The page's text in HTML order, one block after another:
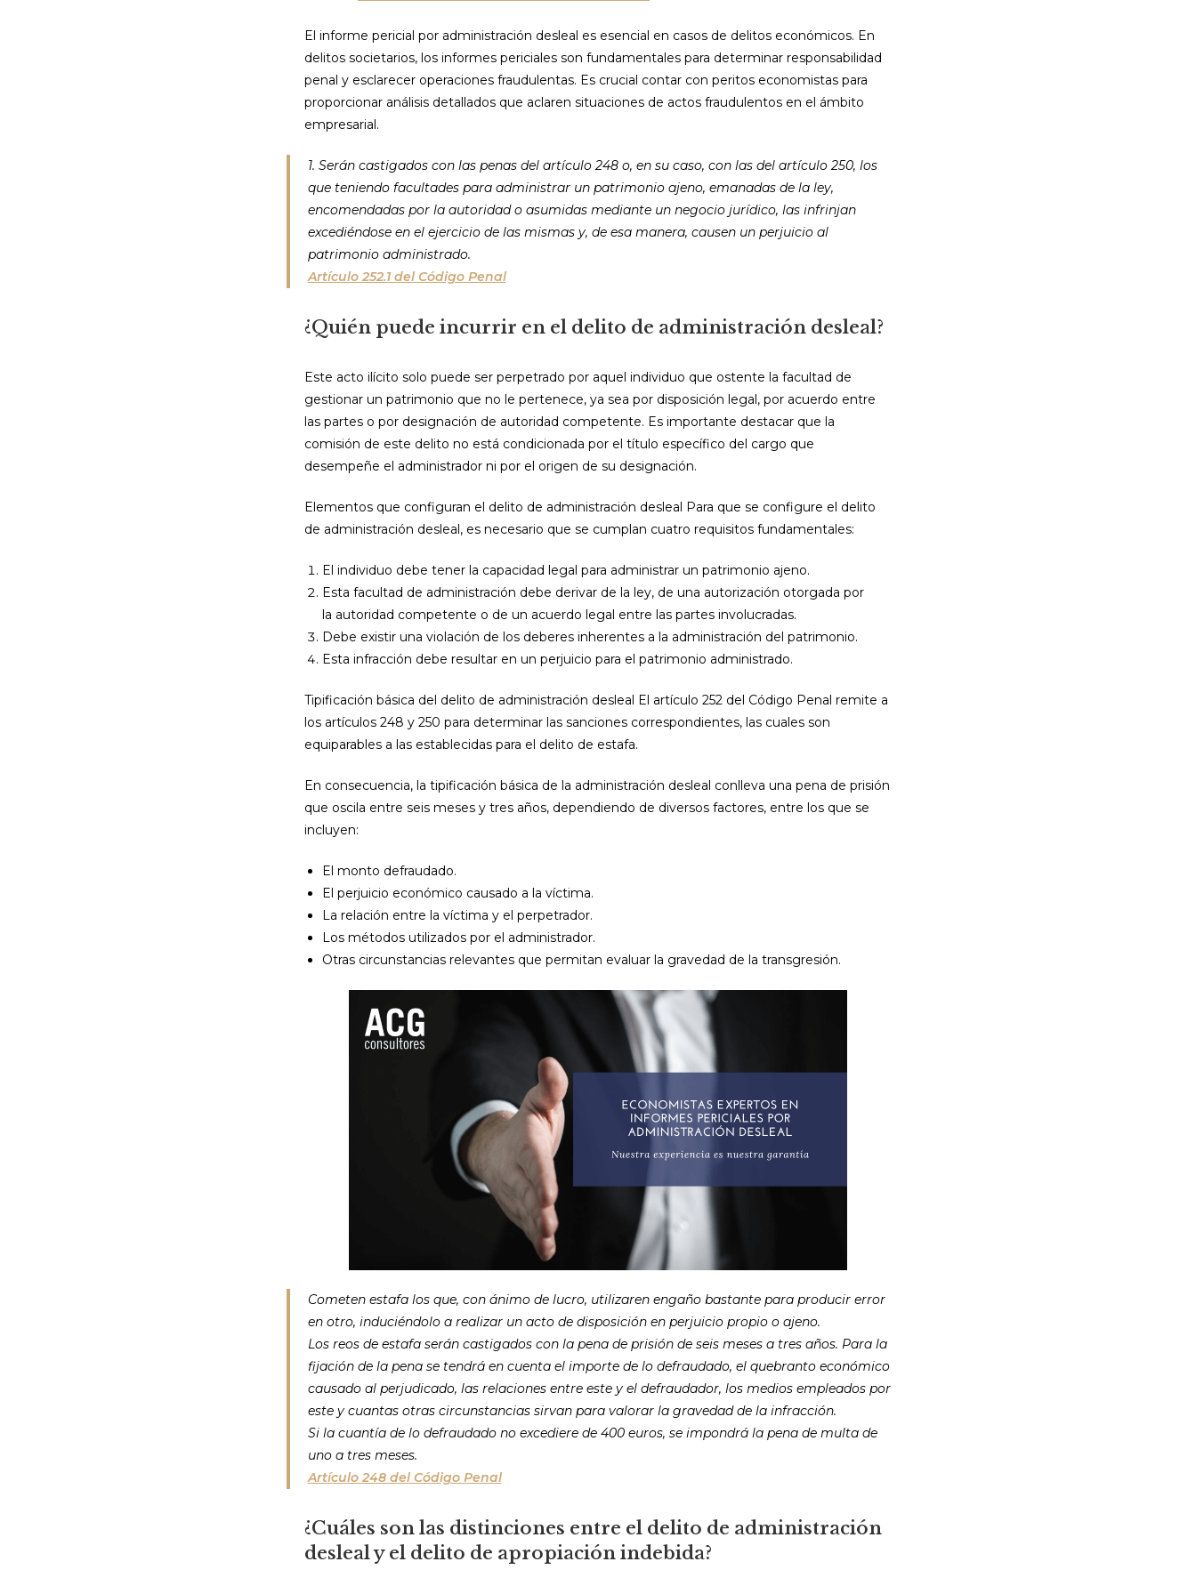
El informe pericial por administración desleal es esencial en casos de delitos económicos. En
delitos societarios, los informes periciales son fundamentales para determinar responsabilidad
penal y esclarecer operaciones fraudulentas. Es crucial contar con peritos economistas para
proporcionar análisis detallados que aclaren situaciones de actos fraudulentos en el ámbito
empresarial.
1. Serán castigados con las penas del artículo 248 o, en su caso, con las del artículo 250, los
que teniendo facultades para administrar un patrimonio ajeno, emanadas de la ley,
encomendadas por la autoridad o asumidas mediante un negocio jurídico, las infrinjan
excediéndose en el ejercicio de las mismas y, de esa manera, causen un perjuicio al
patrimonio administrado.
Artículo 252.1 del Código Penal
¿Quién puede incurrir en el delito de administración desleal?
Este acto ilícito solo puede ser perpetrado por aquel individuo que ostente la facultad de
gestionar un patrimonio que no le pertenece, ya sea por disposición legal, por acuerdo entre
las partes o por designación de autoridad competente. Es importante destacar que la
comisión de este delito no está condicionada por el título específico del cargo que
desempeñe el administrador ni por el origen de su designación.
Elementos que configuran el delito de administración desleal Para que se configure el delito
de administración desleal, es necesario que se cumplan cuatro requisitos fundamentales:
El individuo debe tener la capacidad legal para administrar un patrimonio ajeno.
Esta facultad de administración debe derivar de la ley, de una autorización otorgada por
la autoridad competente o de un acuerdo legal entre las partes involucradas.
Debe existir una violación de los deberes inherentes a la administración del patrimonio.
Esta infracción debe resultar en un perjuicio para el patrimonio administrado.
Tipificación básica del delito de administración desleal El artículo 252 del Código Penal remite a
los artículos 248 y 250 para determinar las sanciones correspondientes, las cuales son
equiparables a las establecidas para el delito de estafa.
En consecuencia, la tipificación básica de la administración desleal conlleva una pena de prisión
que oscila entre seis meses y tres años, dependiendo de diversos factores, entre los que se
incluyen:
El monto defraudado.
El perjuicio económico causado a la víctima.
La relación entre la víctima y el perpetrador.
Los métodos utilizados por el administrador.
Otras circunstancias relevantes que permitan evaluar la gravedad de la transgresión.
Cometen estafa los que, con ánimo de lucro, utilizaren engaño bastante para producir error
en otro, induciéndolo a realizar un acto de disposición en perjuicio propio o ajeno.
Los reos de estafa serán castigados con la pena de prisión de seis meses a tres años. Para la
fijación de la pena se tendrá en cuenta el importe de lo defraudado, el quebranto económico
causado al perjudicado, las relaciones entre este y el defraudador, los medios empleados por
este y cuantas otras circunstancias sirvan para valorar la gravedad de la infracción.
Si la cuantía de lo defraudado no excediere de 400 euros, se impondrá la pena de multa de
uno a tres meses.
Artículo 248 del Código Penal
¿Cuáles son las distinciones entre el delito de administración
desleal y el delito de apropiación indebida?